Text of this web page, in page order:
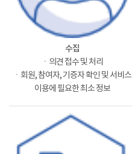
수집
ㆍ의견 접수 및 처리
ㆍ회원, 참여자, 기증자 확인 및 서비스
이용에 필요한 최소 정보